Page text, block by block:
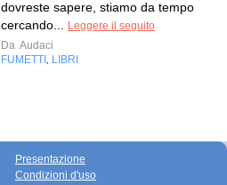
dovreste sapere, stiamo da tempo
cercando...
Leggere il seguito
Da Audaci
FUMETTI
LIBRI
Presentazione
Condizioni d'uso